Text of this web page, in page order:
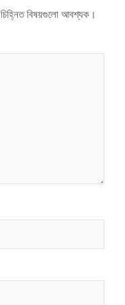
চিহ্নিত বিষয়গুলো আবশ্যক।